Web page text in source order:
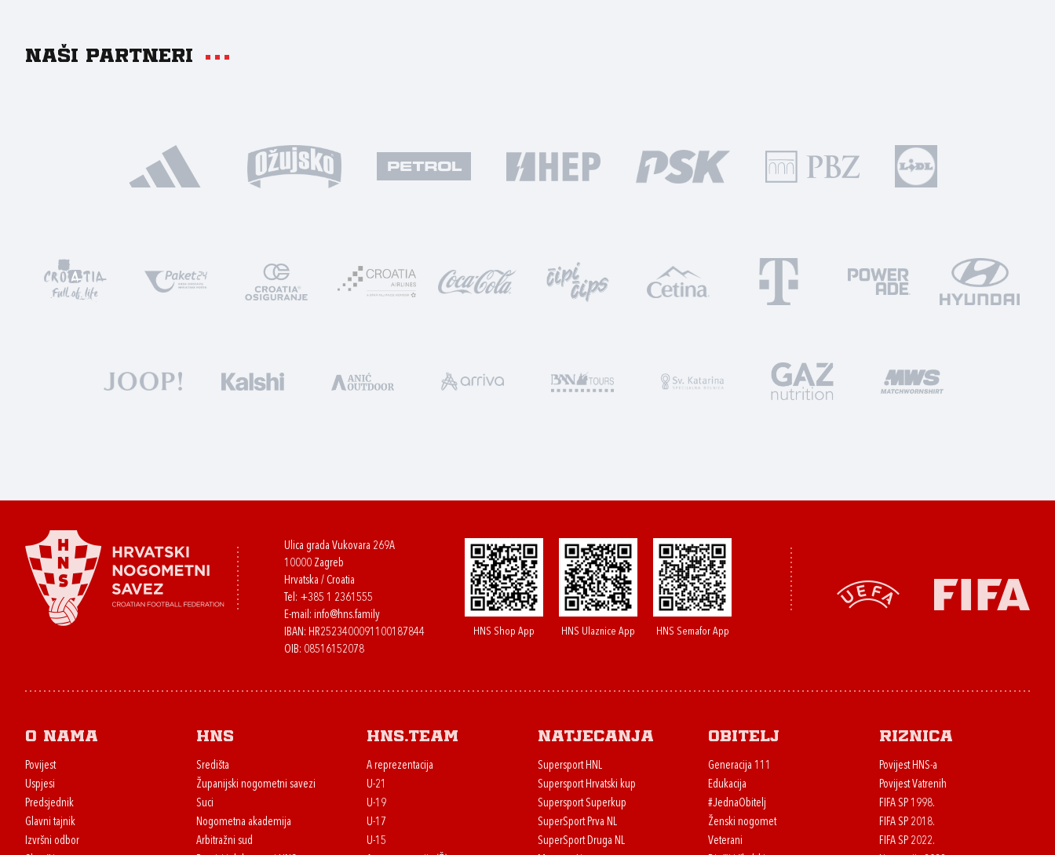
Naši partneri
Ulica grada Vukovara 269A
10000 Zagreb
Hrvatska / Croatia
Tel: +385 1 2361555
E-mail: info@hns.family
IBAN: HR2523400091100187844
OIB: 08516152078
HNS Shop App HNS Ulaznice App HNS Semafor App
O nama
Povijest
Uspjesi
Predsjednik
Glavni tajnik
Izvršni odbor
HNS
Središta
Županijski nogometni savezi
Suci
Nogometna akademija
Arbitražni sud
HNS.team
A reprezentacija
U-21
U-19
U-17
U-15
Natjecanja
Supersport HNL
Supersport Hrvatski kup
Supersport Superkup
SuperSport Prva NL
SuperSport Druga NL
Obitelj
Generacija 111
Edukacija
#JednaObitelj
Ženski nogomet
Veterani
Riznica
Povijest HNS-a
Povijest Vatrenih
FIFA SP 1998.
FIFA SP 2018.
FIFA SP 2022.